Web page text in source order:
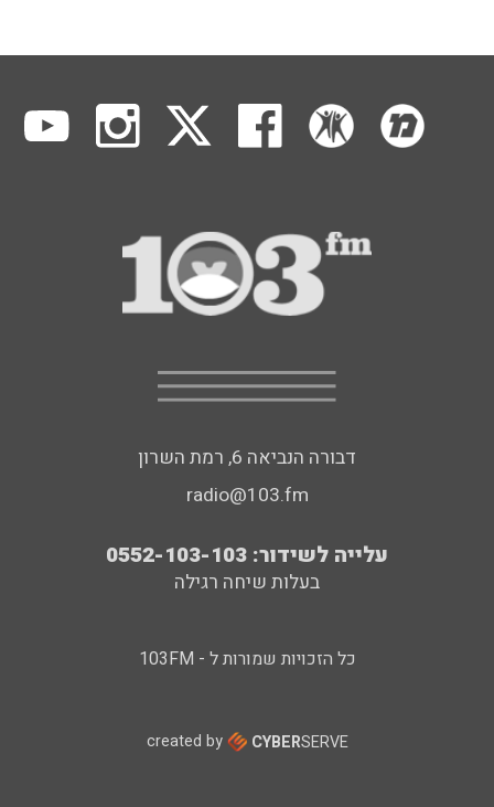
דבורה הנביאה 6, רמת השרון
radio@103.fm
עלייה לשידור: 0552-103-103
בעלות שיחה רגילה
כל הזכויות שמורות ל - 103FM
created by CYBERSERVE